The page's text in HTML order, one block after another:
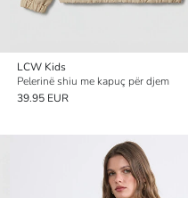
LCW Kids
Pelerinë shiu me kapuç për djem
39.95 EUR